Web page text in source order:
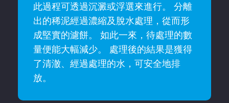
此過程可透過沉澱或浮選來進行。 分離
出的稀泥經過濃縮及脫水處理，從而形
成堅實的濾餅。 如此一來，待處理的數
量便能大幅減少。 處理後的結果是獲得
了清澈、經過處理的水，可安全地排
放。